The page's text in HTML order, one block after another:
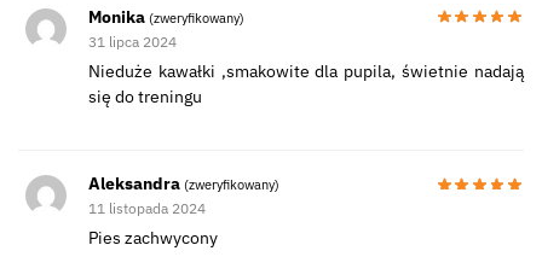
Monika (zweryfikowany)
31 lipca 2024
Nieduże kawałki ,smakowite dla pupila, świetnie nadają
się do treningu
Aleksandra (zweryfikowany)
11 listopada 2024
Pies zachwycony